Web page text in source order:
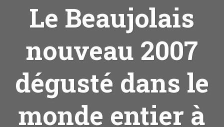
Le Beaujolais
nouveau 2007
dégusté dans le
monde entier à